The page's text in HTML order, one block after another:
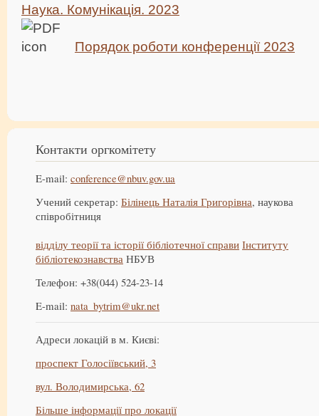
Наука. Комунікація. 2023
Порядок роботи конференції 2023
Контакти оргкомітету
E-mail: conference@nbuv.gov.ua
Учений секретар: Білінець Наталія Григорівна, наукова
співробітниця
відділу теорії та історії бібліотечної справи Інституту
бібліотекознавства НБУВ
Телефон: +38(044) 524-23-14
E-mail: nata_bytrim@ukr.net
Адреси локацій в м. Києві:
проспект Голосіївський, 3
вул. Володимирська, 62
Більше інформації про локації